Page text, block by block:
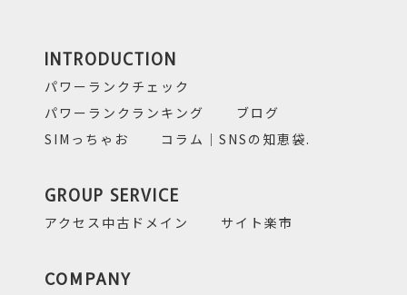
INTRODUCTION
パワーランクチェック
パワーランクランキング
ブログ
SIMっちゃお
コラム｜SNSの知恵袋.
GROUP SERVICE
アクセス中古ドメイン サイト楽市
COMPANY